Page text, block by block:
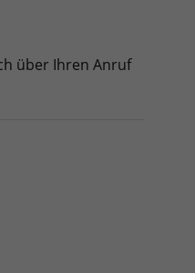
über Ihren Anruf